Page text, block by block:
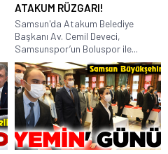
ATAKUM RÜZGARI!
Samsun'da Atakum Belediye
Başkanı Av. Cemil Deveci,
Samsunspor’un Boluspor ile...